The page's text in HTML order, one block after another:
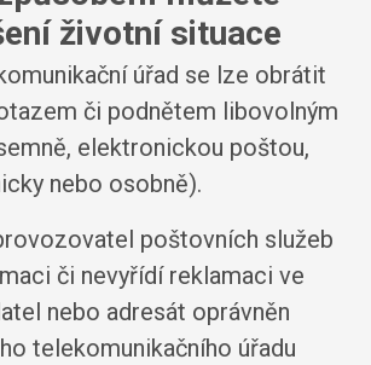
životní situace
úřad se lze obrátit
či podnětem libovolným
elektronickou poštou,
nebo osobně).
poštovních služeb
či nevyřídí reklamaci ve
nebo adresát oprávněn
telekomunikačního úřadu